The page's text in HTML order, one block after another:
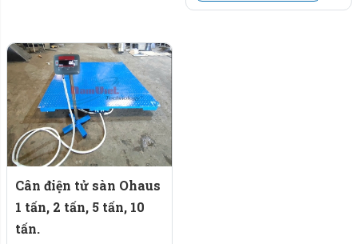
Cân điện tử sàn Ohaus
1 tấn, 2 tấn, 5 tấn, 10
tấn.